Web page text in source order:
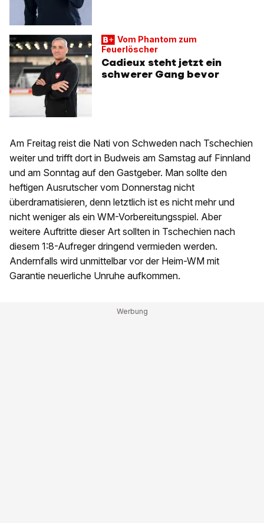
Vom Phantom zum
Feuerlöscher
Cadieux steht jetzt ein
schwerer Gang bevor
Am Freitag reist die Nati von Schweden nach Tschechien
weiter und trifft dort in Budweis am Samstag auf Finnland
und am Sonntag auf den Gastgeber. Man sollte den
heftigen Ausrutscher vom Donnerstag nicht
überdramatisieren, denn letztlich ist es nicht mehr und
nicht weniger als ein WM-Vorbereitungsspiel. Aber
weitere Auftritte dieser Art sollten in Tschechien nach
diesem 1:8-Aufreger dringend vermieden werden.
Andernfalls wird unmittelbar vor der Heim-WM mit
Garantie neuerliche Unruhe aufkommen.